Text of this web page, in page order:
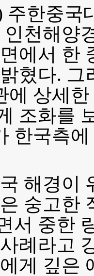
주한중국
천해양
에서 한
혔다. 그
에 상세
조화를
한국측
해경이
숭고한
서 중한
례라고
게 깊은